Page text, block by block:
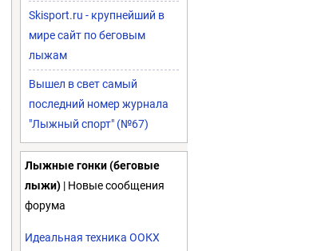
Skisport.ru - крупнейший в
мире сайт по беговым
лыжам
Вышел в свет самый
последний номер журнала
"Лыжный спорт" (№67)
Лыжные гонки (беговые
лыжи) | Новые сообщения
форума
Идеальная техника ООКХ